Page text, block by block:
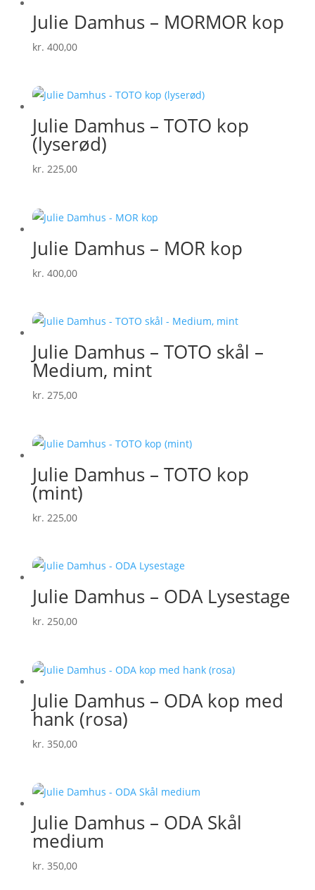
Julie Damhus – MORMOR kop
kr. 400,00
Julie Damhus – TOTO kop
(lyserød)
kr. 225,00
Julie Damhus – MOR kop
kr. 400,00
Julie Damhus – TOTO skål –
Medium, mint
kr. 275,00
Julie Damhus – TOTO kop
(mint)
kr. 225,00
Julie Damhus – ODA Lysestage
kr. 250,00
Julie Damhus – ODA kop med
hank (rosa)
kr. 350,00
Julie Damhus – ODA Skål
medium
kr. 350,00